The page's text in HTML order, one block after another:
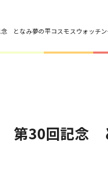
となみ夢の平コスモスウォッチ
第30回記念